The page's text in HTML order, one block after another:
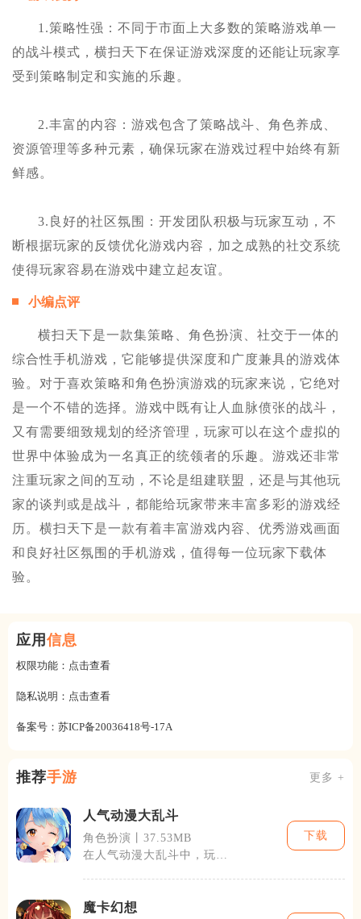
1.策略性强：不同于市面上大多数的策略游戏单一
的战斗模式，横扫天下在保证游戏深度的还能让玩家享
受到策略制定和实施的乐趣。
2.丰富的内容：游戏包含了策略战斗、角色养成、
资源管理等多种元素，确保玩家在游戏过程中始终有新
鲜感。
3.良好的社区氛围：开发团队积极与玩家互动，不
断根据玩家的反馈优化游戏内容，加之成熟的社交系统
使得玩家容易在游戏中建立起友谊。
小编点评
横扫天下是一款集策略、角色扮演、社交于一体的
综合性手机游戏，它能够提供深度和广度兼具的游戏体
验。对于喜欢策略和角色扮演游戏的玩家来说，它绝对
是一个不错的选择。游戏中既有让人血脉偾张的战斗，
又有需要细致规划的经济管理，玩家可以在这个虚拟的
世界中体验成为一名真正的统领者的乐趣。游戏还非常
注重玩家之间的互动，不论是组建联盟，还是与其他玩
家的谈判或是战斗，都能给玩家带来丰富多彩的游戏经
历。横扫天下是一款有着丰富游戏内容、优秀游戏画面
和良好社区氛围的手机游戏，值得每一位玩家下载体
验。
应用 信息
权限功能： 点击查看
隐私说明： 点击查看
备案号： 苏ICP备20036418号-17A
推荐手游 更多 +
人气动漫大乱斗
角色扮演丨37.53MB
在人气动漫大乱斗中，玩家
下载
魔卡幻想